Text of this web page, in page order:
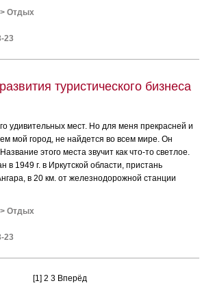
Отдых
23
туристического бизнеса
удивительных мест. Но для меня прекрасней и
мой город, не найдется во всем мире. Он
этого места звучит как что-то светлое.
в 1949 г. в Иркутской области, пристань
в 20 км. от железнодорожной станции
Отдых
23
[1] 2 3 Вперёд